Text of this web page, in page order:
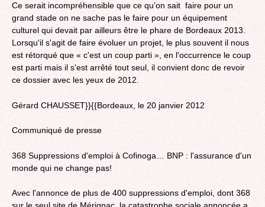
Ce serait incompréhensible que ce qu’on sait faire pour un
grand stade on ne sache pas le faire pour un équipement
culturel qui devait par ailleurs être le phare de Bordeaux 2013.
Lorsqu'il s'agit de faire évoluer un projet, le plus souvent il nous
est rétorqué que « c'est un coup parti », en l'occurrence le coup
est parti mais il s'est arrêté tout seul, il convient donc de revoir
ce dossier avec les yeux de 2012.
Gérard CHAUSSET}}{{Bordeaux, le 20 janvier 2012
Communiqué de presse
368 Suppressions d'emploi à Cofinoga… BNP : l'assurance d'un
monde qui ne change pas!
Avec l'annonce de plus de 400 suppressions d'emploi, dont 368